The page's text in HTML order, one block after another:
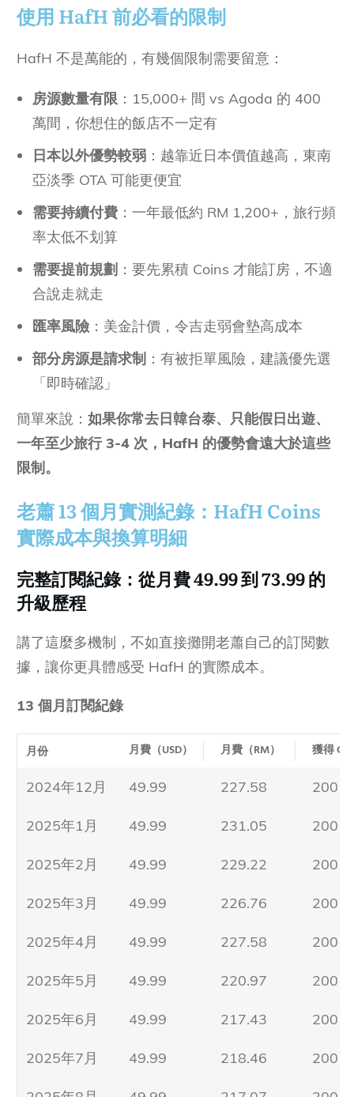
使用 HafH 前必看的限制
HafH 不是萬能的，有幾個限制需要留意：
房源數量有限 ：15,000+ 間 vs Agoda 的 400
萬間，你想住的飯店不一定有
日本以外優勢較弱 ：越靠近日本價值越高，東南
亞淡季 OTA 可能更便宜
需要持續付費 ：一年最低約 RM 1,200+，旅行頻
率太低不划算
需要提前規劃 ：要先累積 Coins 才能訂房，不適
合說走就走
匯率風險 ：美金計價，令吉走弱會墊高成本
部分房源是請求制 ：有被拒單風險，建議優先選
「即時確認」
簡單來說： 如果你常去日韓台泰、只能假日出遊、
一年至少旅行3-4 次，HafH 的優勢會遠大於這些
限制 。
老蕭 13 個月實測紀錄：HafH Coins
實際成本與換算明細
完整訂閱紀錄：從月費49.99 到 73.99 的
升級歷程
講了這麼多機制，不如直接攤開老蕭自己的訂閱數
據，讓你更具體感受 HafH 的實際成本。
13 個月訂閱紀錄
月份 月費（USD） 月費（RM）
獲得
2024年12月
49.99 227.58 200
2025年1月 49.99 231.05 200
2025年2月 49.99 229.22 200
2025年3月 49.99 226.76 200
2025年4月 49.99 227.58 200
2025年5月 49.99 220.97 200
2025年6月 49.99 217.43 200
2025年7月 49.99 218.46 200